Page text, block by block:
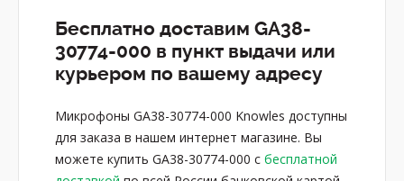
Бесплатно доставим GA38-
30774-000 в пункт выдачи или
курьером по вашему адресу
Микрофоны GA38-30774-000 Knowles доступны
для заказа в нашем интернет магазине. Вы
можете купить GA38-30774-000 с бесплатной